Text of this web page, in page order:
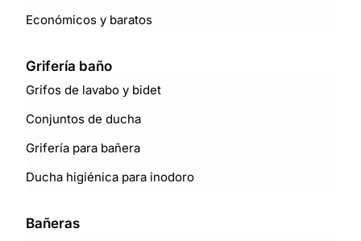
Económicos y baratos
Grifería baño
Grifos de lavabo y bidet
Conjuntos de ducha
Grifería para bañera
Ducha higiénica para inodoro
Bañeras